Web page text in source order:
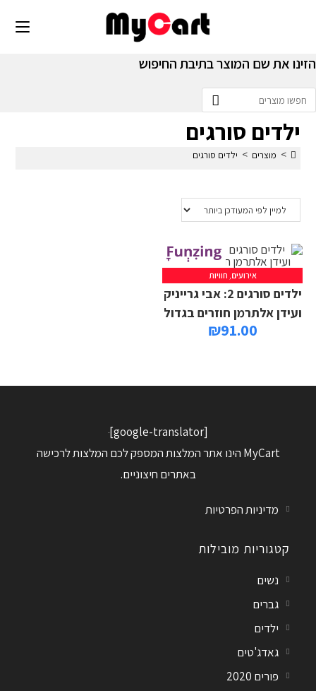
הזינו את שם המוצר בתיבת החיפוש
Search
the
websiteילדים סורגים
> מוצרים > ילדים סורגים
אירועים, חוויות
ילדים סורגים 2: אבי גרייניק
ועידן אלתרמן חוזרים בגדול
₪91.00
[google-translator]
MyCart הינו אתר המלצות המספק לכם המלצות לרכישה
באתרים חיצוניים.
מדיניות הפרטיות
קטגוריות מובילות
נשים
גברים
ילדים
גאדג'טים
פורים 2020